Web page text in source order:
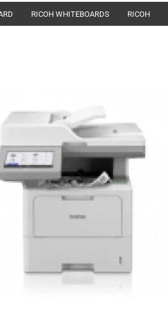
RICOH WHITEBOARDS RICOH